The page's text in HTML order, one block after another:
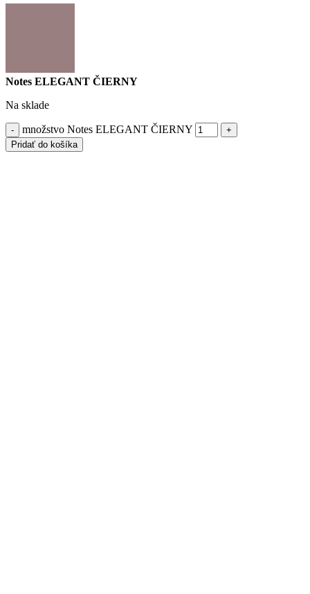
Notes ELEGANT ČIERNY
Na sklade
množstvo Notes ELEGANT ČIERNY
Pridať do košíka